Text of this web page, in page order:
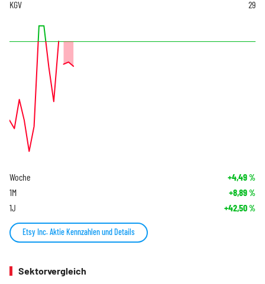
KGV 29
Woche +4,49%
1M +8,89%
1J +42,50%
Etsy Inc. Aktie Kennzahlen und Details
Sektorvergleich